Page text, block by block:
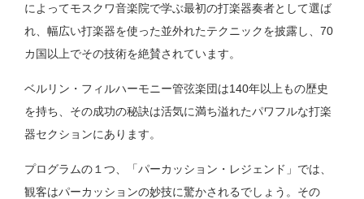
によってモスクワ音楽院で学ぶ最初の打楽器奏者として選ば
れ、幅広い打楽器を使った並外れたテクニックを披露し、70
カ国以上でその技術を絶賛されています。
ベルリン・フィルハーモニー管弦楽団は140年以上もの歴史
を持ち、その成功の秘訣は活気に満ち溢れたパワフルな打楽
器セクションにあります。
プログラムの１つ、「パーカッション・レジェンド」では、
観客はパーカッションの妙技に驚かされるでしょう。その